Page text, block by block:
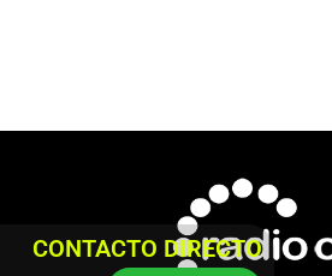
CONTACTO DIRECTO